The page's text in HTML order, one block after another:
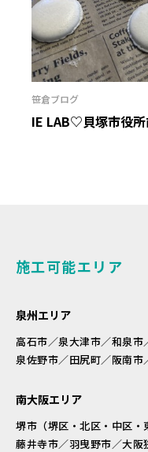
笹倉ブログ
IE LAB♡貝塚市役
施工可能エリア
泉州エリア
高石市／泉大津市／和泉
泉佐野市／田尻町／阪南市
南大阪エリア
堺市（堺区・北区・中区
藤井寺市／羽曳野市／大